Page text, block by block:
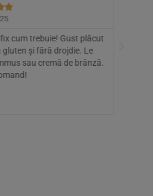

cum trebuie! Gust plăcut
gluten și fără drojdie. Le
sau cremă de brânză.